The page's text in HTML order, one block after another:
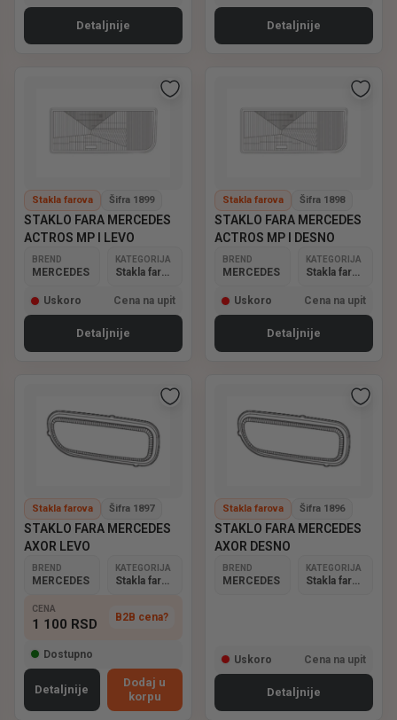
Detaljnije Detaljnije
Stakla farova Šifra 1899
STAKLO FARA MERCEDES
ACTROS MP I LEVO
BREND
MERCEDES
KATEGORIJA
Stakla farova
Uskoro Cena na upit
Detaljnije
Stakla farova Šifra 1898
STAKLO FARA MERCEDES
ACTROS MP I DESNO
BREND
MERCEDES
KATEGORIJA
Stakla farova
Uskoro Cena na upit
Detaljnije
Stakla farova Šifra 1897
STAKLO FARA MERCEDES
AXOR LEVO
BREND
MERCEDES
KATEGORIJA
Stakla farova
CENA
1 100 RSD B2B cena?
Dostupno
Detaljnije
Dodaj u
korpu
Stakla farova Šifra 1896
STAKLO FARA MERCEDES
AXOR DESNO
BREND
MERCEDES
KATEGORIJA
Stakla farova
Uskoro Cena na upit
Detaljnije